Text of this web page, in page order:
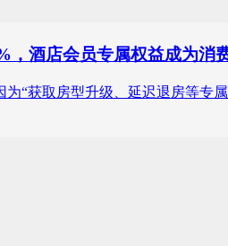
酒店会员专属权益成为消
“获取房型升级、延迟退房等专